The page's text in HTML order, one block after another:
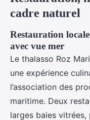
cadre naturel
Restauration
avec vue mer
Le thalasso Roz
une expérience
l’association des
maritime. Deux
larges baies